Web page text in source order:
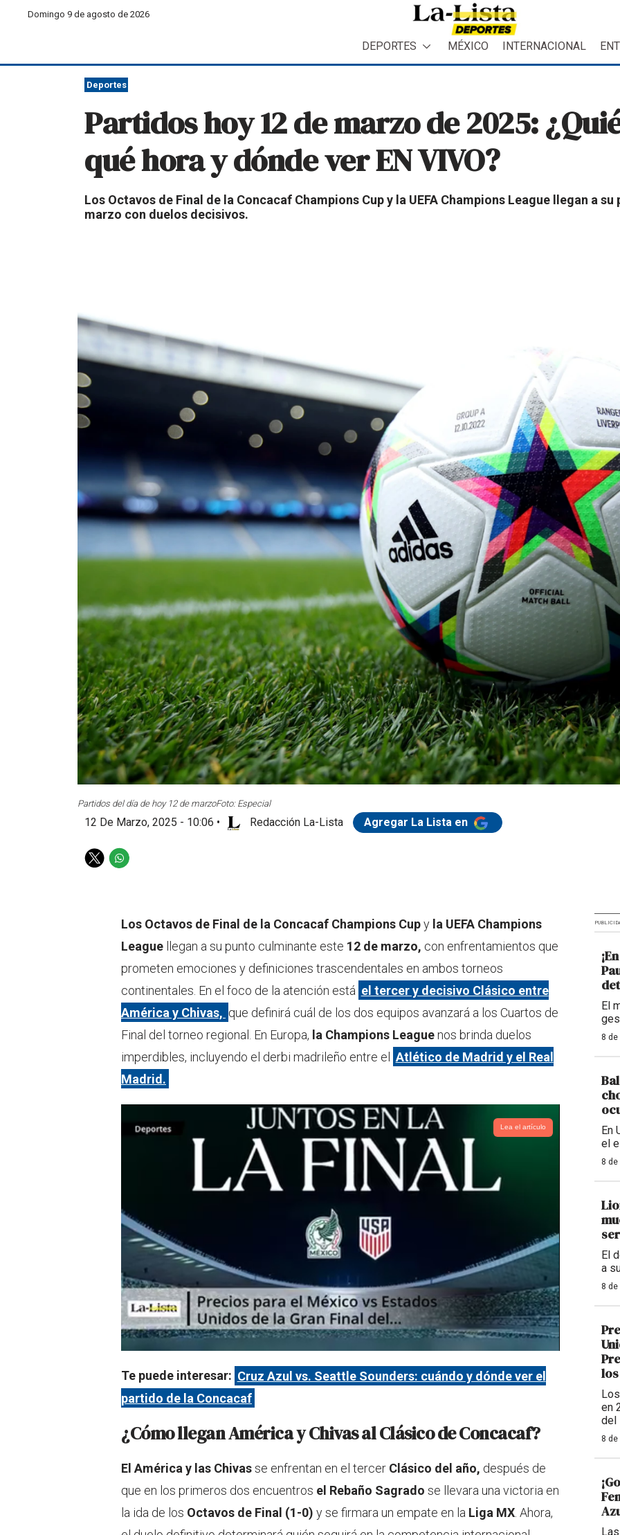
Domingo 9 de agosto de 2026
DEPORTES MÉXICO INTERNACIONAL
Deportes
Partidos hoy 12 de marzo de 2025:
qué hora y dónde ver EN VIVO?
Los Octavos de Final de la Concacaf Champions Cup y la UEFA Champions League llegan a
marzo con duelos decisivos.
Partidos del día de hoy 12 de marzoFoto: Especial
12 De Marzo, 2025 - 10:06 • Redacción La-Lista Agregar La Lista en
T
W
s
p
p
Los Octavos de Final de la Concacaf Champions Cupy la UEFA Champions
League llegan a su punto culminante este 12 de marzo, con enfrentamientos que
prometen emociones y definiciones trascendentales en ambos torneos
continentales. En el foco de la atención está el tercer y decisivo Clásico entre
América y Chivas, que definirá cuál de los dos equipos avanzará a los Cuartos de
Final del torneo regional. En Europa, la Champions Leaguenos brinda duelos
imperdibles, incluyendo el derbi madrileño entre el Atlético de Madrid y el Real
Madrid.
Lea el artículo
Te puede interesar: Cruz Azul vs. Seattle Sounders: cuándo y dónde ver el
partido de la Concacaf
¿Cómo llegan América y Chivas al Clásico de Concacaf?
El América y las Chivasse enfrentan en el tercer Clásico del año, después de
que en los primeros dos encuentros el Rebaño Sagrado se llevara una victoria en
la ida de los Octavos de Final (1-0) y se firmara un empate en la Liga MX. Ahora,
El
8
En
el
8
El
a
8
en
del
8